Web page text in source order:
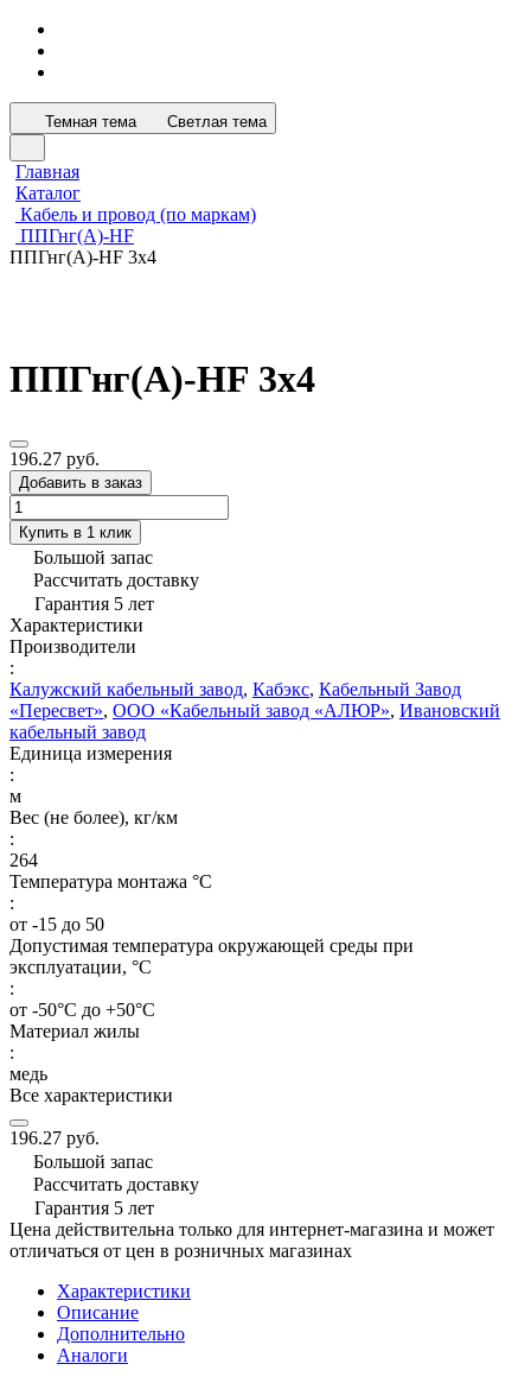
Темная тема Светлая тема
Главная
Каталог
Кабель и провод (по маркам)
ППГнг(А)-HF
ППГнг(А)-HF 3х4
ППГнг(А)-HF 3х4
196.27 руб.
Добавить в заказ
Купить в 1 клик
Большой запас
Рассчитать доставку
Гарантия 5 лет
Характеристики
Производители
:
Калужский кабельный завод, Кабэкс, Кабельный Завод
«Пересвет», ООО «Кабельный завод «АЛЮР», Ивановский
кабельный завод
Единица измерения
:
м
Вес (не более), кг/км
:
264
Температура монтажа °C
:
от -15 до 50
Допустимая температура окружающей среды при
эксплуатации, °C
:
от -50°С до +50°С
Материал жилы
:
медь
Все характеристики
196.27 руб.
Большой запас
Рассчитать доставку
Гарантия 5 лет
Цена действительна только для интернет-магазина и может
отличаться от цен в розничных магазинах
Характеристики
Описание
Дополнительно
Аналоги